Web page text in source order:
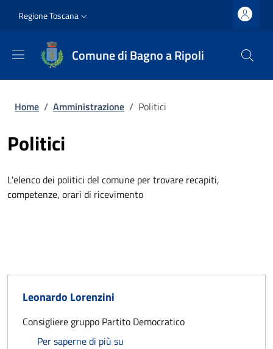
Slim top
Regione Toscana
Comune di Bagno a Ripoli
Briciole di pane
Home / Amministrazione / Politici
Politici
L'elenco dei politici del comune per trovare recapiti,
competenze, orari di ricevimento
Leonardo Lorenzini
Consigliere gruppo Partito Democratico
Per saperne di più su